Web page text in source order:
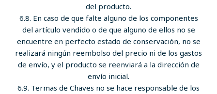
del producto.
6.8. En caso de que falte alguno de los componentes
del artículo vendido o de que alguno de ellos no se
encuentre en perfecto estado de conservación, no se
realizará ningún reembolso del precio ni de los gastos
de envío, y el producto se reenviará a la dirección de
envío inicial.
6.9. Termas de Chaves no se hace responsable de los